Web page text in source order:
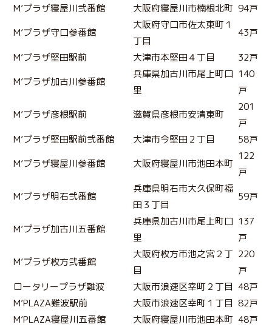
M’プラザ寝屋川弐番館 大阪府寝屋川市楠根北町 94戸
M’プラザ守口参番館
大阪府守口市佐太東町１
丁目
43戸
M’プラザ堅田駅前
大津市本堅田４丁目
32戸
M’プラザ加古川参番館
兵庫県加古川市尾上町口
里
140
戸
M’プラザ彦根駅前
滋賀県彦根市安清東町
201
戸
M’プラザ堅田駅前弐番館
大津市今堅田２丁目
58戸
M’プラザ寝屋川参番館
大阪府寝屋川市池田本町
122
戸
M’プラザ明石弐番館
兵庫県明石市大久保町福
田３丁目
59戸
M’プラザ加古川五番館
兵庫県加古川市尾上町口
里
137
戸
M’プラザ枚方弐番館
大阪府枚方市池之宮２丁
目
220
戸
ロータリープラザ難波
大阪市浪速区幸町２丁目 48戸
M’PLAZA難波駅前
大阪市浪速区幸町１丁目 82戸
M’PLAZA寝屋川五番館
大阪府寝屋川市池田本町 48戸